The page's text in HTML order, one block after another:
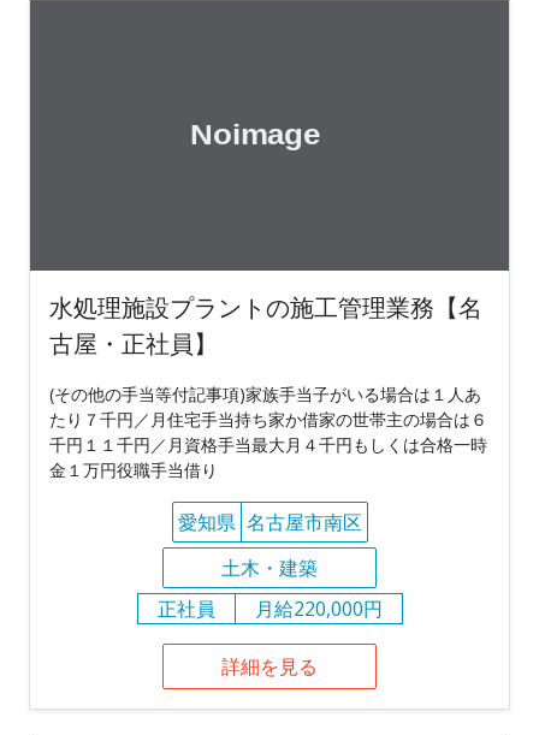
水処理施設プラントの施工管理業務【名
古屋・正社員】
(その他の手当等付記事項)家族手当子がいる場合は１人あ
たり７千円／月住宅手当持ち家か借家の世帯主の場合は６
千円１１千円／月資格手当最大月４千円もしくは合格一時
金１万円役職手当借り
愛知県 名古屋市南区
土木・建築
正社員
月給220,000円
詳細を見る